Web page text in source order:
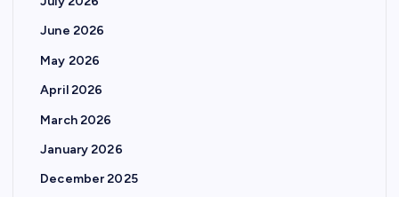
June 2026
May 2026
April 2026
March 2026
January 2026
December 2025